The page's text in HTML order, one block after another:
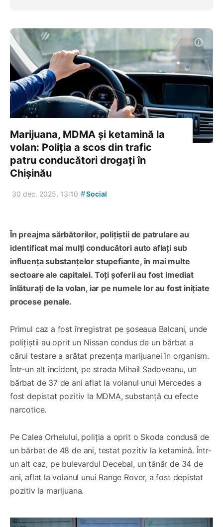
Marijuana, MDMA și ketamină la
volan: Poliția a scos din trafic
patru conducători drogați în
Chișinău
30 dec. 2025, 13:10 #Social
În preajma sărbătorilor, polițiștii de patrulare au
identificat mai mulți conducători auto aflați sub
influența substanțelor stupefiante, în mai multe
sectoare ale capitalei. Toți șoferii au fost imediat
înlăturați de la volan, iar pe numele lor au fost inițiate
procese penale.
Primul caz a fost înregistrat pe șoseaua Balcani, unde
polițiștii au oprit un Nissan condus de un bărbat a
cărui testare a arătat prezența marijuanei în organism.
Într-un alt incident, pe strada Mihail Sadoveanu, un
bărbat de 37 de ani aflat la volanul unui Mercedes a
fost depistat pozitiv la MDMA, substanță cu efecte
narcotice.
Pe Calea Orheiului, poliția a oprit o Skoda condusă de
un bărbat de 48 de ani, testat pozitiv la ketamină. Într-
un alt caz, pe bulevardul Decebal, un tânăr de 34 de
ani, aflat la volanul unui Range Rover, a fost depistat
pozitiv la marijuana.